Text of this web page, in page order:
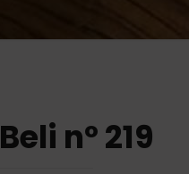
Beli nº 219